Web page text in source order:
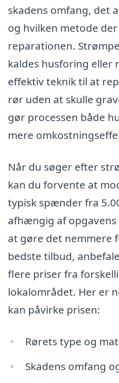
skadens omfang, det
og hvilken metode
reparationen.
kaldes husforing eller
effektiv teknik til at
rør uden at skulle
gør processen både
mere
Når du søger efter
kan du forvente at
typisk spænder fra
afhængig af
at gøre det nemmere
bedste tilbud,
flere priser fra
lokalområdet. Her er
kan påvirke prisen:
Rørets type og
Skadens omfang